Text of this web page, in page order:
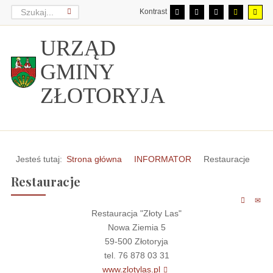
Kontrast
URZĄD
GMINY
ZŁOTORYJA
Jesteś tutaj: Strona główna INFORMATOR Restauracje
Restauracje
Restauracja "Złoty Las"
Nowa Ziemia 5
59-500 Złotoryja
tel. 76 878 03 31
www.zlotylas.pl